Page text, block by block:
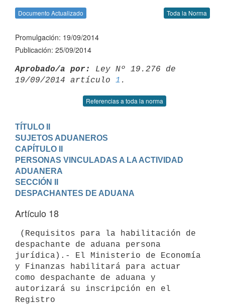
Documento Actualizado Toda la Norma
Promulgación: 19/09/2014
Publicación: 25/09/2014
Aprobado/a por:
Ley Nº 19.276 de
19/09/2014 artículo 1
Referencias a toda la norma
TÍTULO II
SUJETOS ADUANEROS
CAPÍTULO II
PERSONAS VINCULADAS A LA ACTIVIDAD
ADUANERA
SECCIÓN II
DESPACHANTES DE ADUANA
Artículo 18
despachante de aduana persona
jurídica).- El Ministerio de Economía
y Finanzas habilitará para actuar
como despachante de aduana y
autorizará su inscripción en el
Registro